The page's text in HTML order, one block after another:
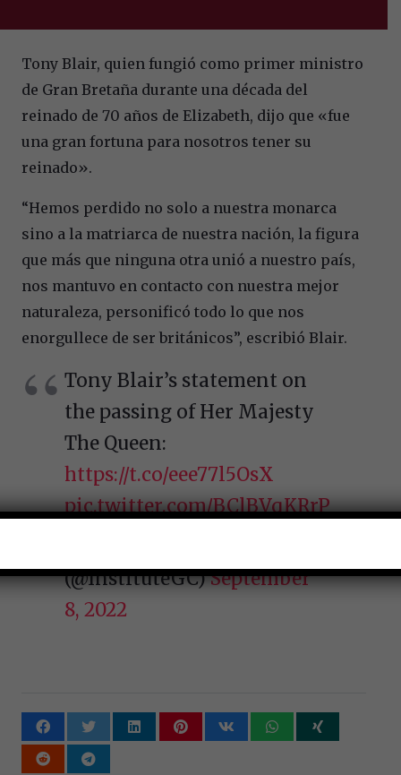
Tony Blair, quien fungió como primer ministro
de Gran Bretaña durante una década del
reinado de 70 años de Elizabeth, dijo que «fue
una gran fortuna para nosotros tener su
reinado».
“Hemos perdido no solo a nuestra monarca
sino a la matriarca de nuestra nación, la figura
que más que ninguna otra unió a nuestro país,
nos mantuvo en contacto con nuestra mejor
naturaleza, personificó todo lo que nos
enorgullece de ser británicos”, escribió Blair.
Tony Blair’s statement on
the passing of Her Majesty
The Queen:
https://t.co/eee77l5OsX
pic.twitter.com/BClBVqKRrP
(@InstituteGC)September
8, 2022